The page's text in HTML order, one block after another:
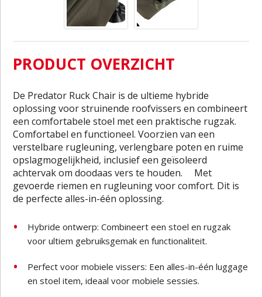
PRODUCT OVERZICHT
De Predator Ruck Chair is de ultieme hybride
oplossing voor struinende roofvissers en combineert
een comfortabele stoel met een praktische rugzak.
Comfortabel en functioneel. Voorzien van een
verstelbare rugleuning, verlengbare poten en ruime
opslagmogelijkheid, inclusief een geïsoleerd
achtervak om doodaas vers te houden. Met
gevoerde riemen en rugleuning voor comfort. Dit is
de perfecte alles-in-één oplossing.
Hybride ontwerp: Combineert een stoel en rugzak
voor ultiem gebruiksgemak en functionaliteit.
Perfect voor mobiele vissers: Een alles-in-één luggage
en stoel item, ideaal voor mobiele sessies.